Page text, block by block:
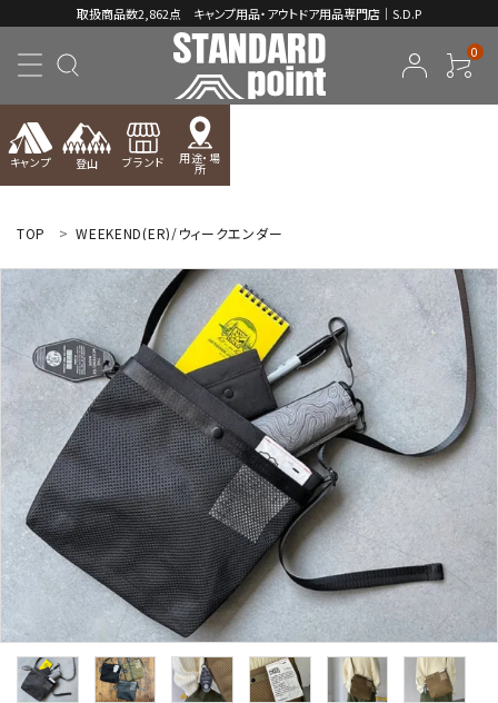
取扱商品数2,862点 キャンプ用品・アウトドア用品専門店｜S.D.P
0
キャンプ 登山 ブランド 用途・場
所
ようこそ ゲスト 様
meeting_room ログイン person 新規会員登録
コンテンツ
INFORMATION
TOP WEEKEND(ER)/ウィークエンダー